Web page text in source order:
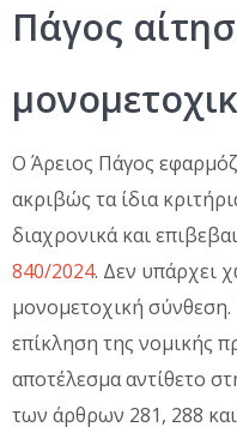
Πάγος
Ο Άρειος Πάγος
ακριβώς τα ίδια
διαχρονικά και
840/2024. Δεν υπάρχει
μονομετοχική σύνθεση.
επίκληση της νομικής
αποτέλεσμα αντίθετο
των άρθρων 281, 288